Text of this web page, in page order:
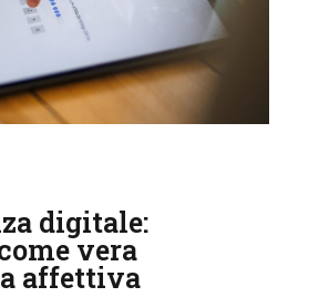
digitale:
vera
affettiva